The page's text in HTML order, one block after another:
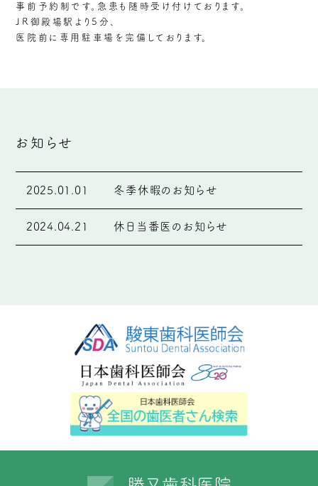
事前予約制です。急患も随時受け付けております。
JR御殿場駅より5分、
医院前に専用駐車場を完備しております。
お知らせ
2025.01.01 冬季休暇のお知らせ
2024.04.21 休日当番医のお知らせ